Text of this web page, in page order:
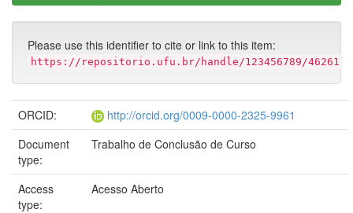
Please use this identifier to cite or link to this item:
https://repositorio.ufu.br/handle/123456789/46261
ORCID:
http://orcid.org/0009-0000-2325-9961
Document
type:
Trabalho de Conclusão de Curso
Access
type:
Acesso Aberto